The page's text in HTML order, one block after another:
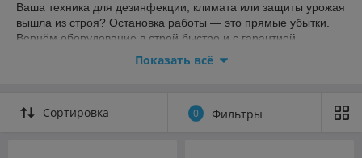
Ваша техника для дезинфекции, климата или защиты урожая
вышла из строя? Остановка работы — это прямые убытки.
Вернём оборудование в строй быстро и с гарантией.
нагревателей.
Показать всё
Сортировка 0 Фильтры